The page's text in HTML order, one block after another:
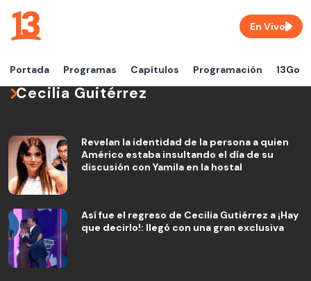
Portada Programas Capítulos Programación 13Go
En Vivo
Cecilia Guitérrez
Revelan la identidad de la persona a quien
Américo estaba insultando el día de su
discusión con Yamila en la hostal
Así fue el regreso de Cecilia Gutiérrez a ¡Hay
que decirlo!: llegó con una gran exclusiva